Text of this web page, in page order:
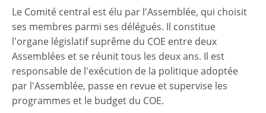
Le Comité central est élu par l'Assemblée, qui choisit
ses membres parmi ses délégués. Il constitue
l'organe législatif suprême du COE entre deux
Assemblées et se réunit tous les deux ans. Il est
responsable de l'exécution de la politique adoptée
par l'Assemblée, passe en revue et supervise les
programmes et le budget du COE.